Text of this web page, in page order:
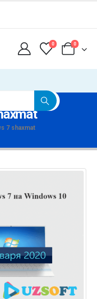
0 0
7 shaxmat